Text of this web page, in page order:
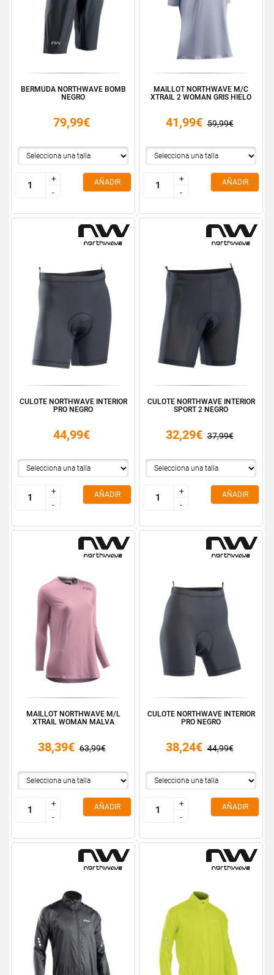
BERMUDA NORTHWAVE BOMB
NEGRO
79,99€
+
-
+
-
AÑADIR
MAILLOT NORTHWAVE M/C
XTRAIL 2 WOMAN GRIS HIELO
41,99€ 59,99€
+
-
+
-
AÑADIR
CULOTE NORTHWAVE INTERIOR
PRO NEGRO
44,99€
+
-
+
-
AÑADIR
CULOTE NORTHWAVE INTERIOR
SPORT 2 NEGRO
32,29€ 37,99€
+
-
+
-
AÑADIR
MAILLOT NORTHWAVE M/L
XTRAIL WOMAN MALVA
38,39€ 63,99€
+
-
+
-
AÑADIR
CULOTE NORTHWAVE INTERIOR
PRO NEGRO
38,24€ 44,99€
+
-
+
-
AÑADIR